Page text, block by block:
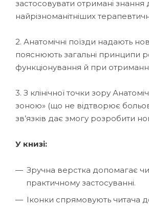
застосовувати отримані знання
найрізноманітніших
2. Анатомічні поїзди надають
пояснюють загальні принципи
функціонування й при
3. З клінічної точки зору
зоною» (що не відтворює
зв’язків дає змогу розробити
У книзі:
Зручна верстка допомагає
практичному застосуванні.
Іконки спрямовують читача